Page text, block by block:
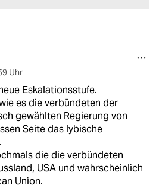
Uhr
Eskalationsstufe.
es die verbündeten der
gewählten Regierung von
Seite das lybische
die die verbündeten
USA und wahrscheinlich
Union.